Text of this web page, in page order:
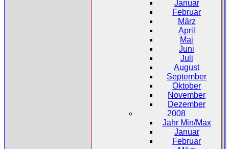
Januar
Februar
März
April
Mai
Juni
Juli
August
September
Oktober
November
Dezember
2008
Jahr Min/Max
Januar
Februar